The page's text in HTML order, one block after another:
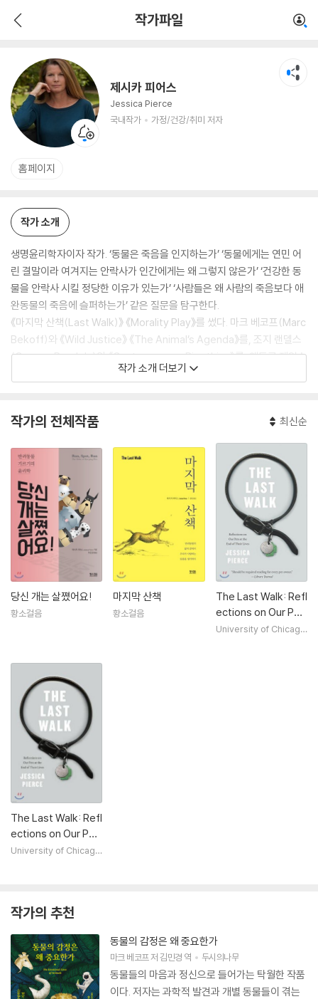
작가파일
제시카 피어스
Jessica Pierce
국내작가
가정/건강/취미 저자
가정/건강/취미 저자
홈페이지
작가 소개
생명윤리학자이자 작가. ‘동물은 죽음을 인지하는가’ ‘동물에게는 연민 어
린 결말이라 여겨지는 안락사가 인간에게는 왜 그렇지 않은가’ ‘건강한 동
물을 안락사 시킬 정당한 이유가 있는가’ ‘사람들은 왜 사람의 죽음보다 애
완동물의 죽음에 슬퍼하는가’ 같은 질문을 탐구한다.
《마지막 산책(Last Walk)》 《Morality Play》를 썼다. 마크 베코프(Marc
Bekoff)와 《Wild Justice》 《The Animal’s Agenda》를, 조지 랜델스
(George Randels)와 《Contemporary Bioethics》를, 앤드루 제임스
턴(Andrew Jameston)과 《The Ethics of Environmentally Respo
작가 소개 더보기
작가의 전체작품 최신순
당신 개는 살쪘어요!
황소걸음
마지막 산책
황소걸음
The Last Walk: Refl
ections on Our Pet
s at the End of The
University of Chicago
The Last Walk: Refl
ections on Our Pet
s at the End of The
University of Chicago
작가의 추천
동물의 감정은 왜 중요한가
마크 베코프저김민경 역 두시의나무
동물들의 마음과 정신으로 들어가는 탁월한 작품
이다. 저자는 과학적 발견과 개별 동물들이 겪는